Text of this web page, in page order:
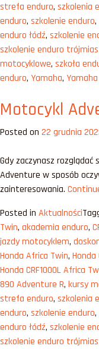
strefa enduro, szkolenia
enduro, szkolenie enduro,
enduro łódź, szkolenie
szkolenie enduro
motocyklowe, szkoła
enduro, Yamaha,
Motocykl
Posted on 22 grudnia
Gdy zaczynasz
Adventure w sposób
zainteresowania.
Posted in Aktualności
Twin, akademia enduro,
jazdy motocyklem,
Honda Africa Twin, Honda
Honda CRF1000L Africa
890 Adventure R, kursy
strefa enduro, szkolenia
enduro, szkolenie enduro,
enduro łódź, szkolenie
szkolenie enduro